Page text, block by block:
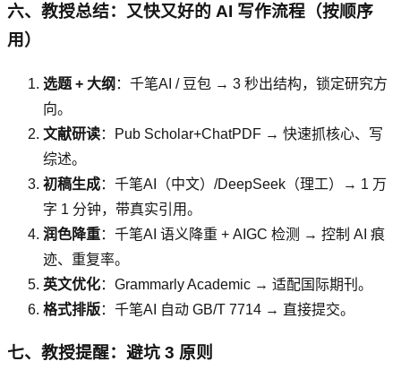
六、教授总结：又快又好的 AI 写作流程（按顺序
用）
选题 + 大纲 ：千笔AI / 豆包 → 3 秒出结构，锁定研究方
向。
文献研读：Pub Scholar+ChatPDF → 快速抓核心、写
综述。
初稿生成：千笔AI（中文）/DeepSeek（理工）→ 1 万
字 1 分钟，带真实引用。
润色降重：千笔AI 语义降重 + AIGC 检测 → 控制 AI 痕
迹、重复率。
英文优化：Grammarly Academic → 适配国际期刊。
格式排版：千笔AI 自动 GB/T 7714 → 直接提交。
七、教授提醒：避坑 3 原则